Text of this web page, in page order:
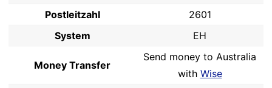
Postleitzahl
2601
System
EH
Money Transfer
Send money to Australia
with Wise